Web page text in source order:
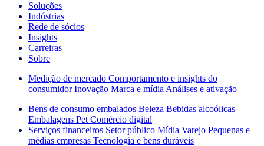
Soluções
Indústrias
Rede de sócios
Insights
Carreiras
Sobre
Medição de mercado Comportamento e insights do
consumidor Inovação Marca e mídia Análises e ativação
Bens de consumo embalados Beleza Bebidas alcoólicas
Embalagens Pet Comércio digital
Serviços financeiros Setor público Mídia Varejo Pequenas e
médias empresas Tecnologia e bens duráveis